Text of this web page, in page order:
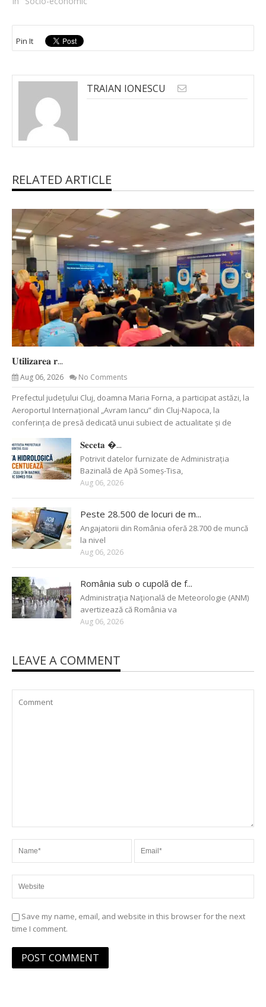
Pin It
TRAIAN IONESCU
RELATED ARTICLE
𝐔𝐭𝐢𝐥𝐢𝐳𝐚𝐫𝐞𝐚 𝐫...
Aug 06, 2026 No Comments
Prefectul județului Cluj, doamna Maria Forna, a participat astăzi, la
Aeroportul Internațional „Avram Iancu” din Cluj-Napoca, la
conferința de presă dedicată unui subiect de actualitate și de
𝐒𝐞𝐜𝐞𝐭𝐚 �...
Potrivit datelor furnizate de Administrația
Bazinală de Apă Someș-Tisa,
Aug 06, 2026
Peste 28.500 de locuri de m...
Angajatorii din România oferă 28.700 de muncă
la nivel
Aug 06, 2026
România sub o cupolă de f...
Administraţia Naţională de Meteorologie (ANM)
avertizează că România va
Aug 06, 2026
LEAVE A COMMENT
Save my name, email, and website in this browser for the next
time I comment.